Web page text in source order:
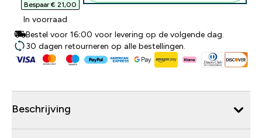
Bespaar € 21,00‎
In voorraad
Bestel voor 16:00 voor levering op de volgende dag.
30 dagen retourneren op alle bestellingen.
Beschrijving